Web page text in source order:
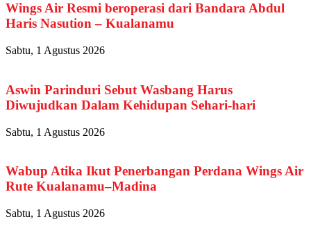
Wings Air Resmi beroperasi dari Bandara Abdul
Haris Nasution – Kualanamu
Sabtu, 1 Agustus 2026
Aswin Parinduri Sebut Wasbang Harus
Diwujudkan Dalam Kehidupan Sehari-hari
Sabtu, 1 Agustus 2026
Wabup Atika Ikut Penerbangan Perdana Wings Air
Rute Kualanamu–Madina
Sabtu, 1 Agustus 2026